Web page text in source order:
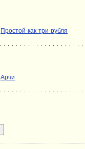
Простой-как-три-рубля
Арчи